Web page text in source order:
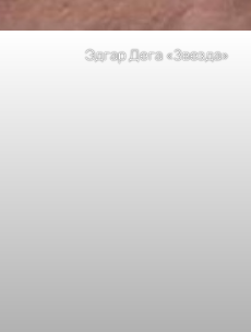
Эдгар Дега «Звезда»